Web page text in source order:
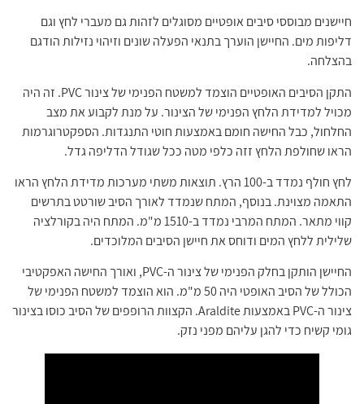
חיישנים מבוססי סיבים אופטיים מסוגלים לזהות גם מעברי לחץ וגם
דליפות מים. החיישן הוערך בתנאי הפעלה שונים וזיהוי נזילות הודגם
בהצלחה.
התקן הסיבים האופטיים הוצמד למשטח הפנימי של צינור PVC. זה היה
מכויל למדידת הלחץ הפנימי של הצינור. על מנת לקבוע את מצב
החלחול, כבל החישה חומם באמצעות חוטי התנגדות. הספקטרוגרמות
הראו שחולפת הלחץ זזה כלפי מטה ככל שגודל הדליפה גדל.
לחץ חולף נמדד ב-100 הרץ. תוצאות משתי מערכות מדידת הלחץ הראו
התאמה מצוינת. בנוסף, המתח שנמדד לאורך הסיב שורטט בתרשים
קווי מתאר. המתח המרבי נמדד ב-1510 מ"מ. המתח היה בקורלציה
שלילית ללחץ המים ודוחס את חיישן הסיבים המלוכדים.
החיישן הותקן בחלק הפנימי של צינור ה-PVC, ואורך החישה האפקטיבי
הכולל של הסיב האופטי היה 50 מ"מ. הוא הוצמד למשטח הפנימי של
צינור ה-PVC באמצעות Araldite. הקצוות הרופפים של הסיב כוסו בצינור
גומי קשיח כדי להגן עליהם מפני נזק.